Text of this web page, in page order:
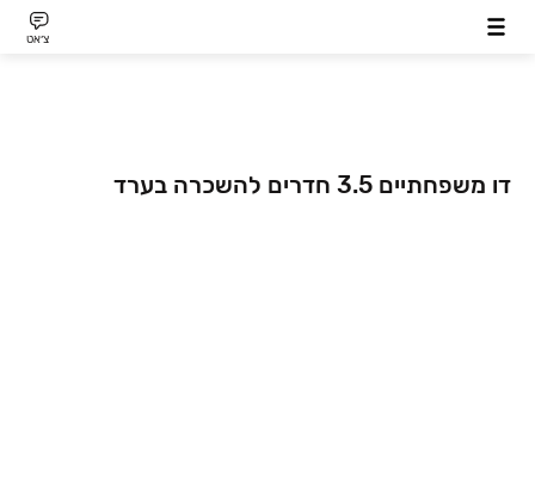
צ׳אט
דו משפחתיים 3.5 חדרים להשכרה בערד